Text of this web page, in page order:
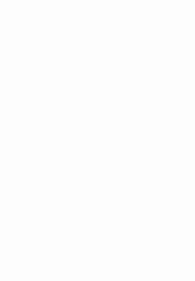
です。
ます。
ますので、